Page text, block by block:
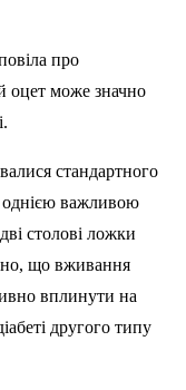
про
оцет може значно
стандартного
однією важливою
столові ложки
що вживання
вплинути на
другого типу